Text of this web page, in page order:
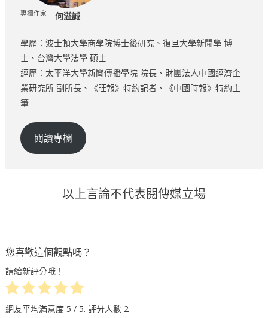
專欄作家 何溢誠
學歷：波士頓大學商學院博士後研究、復旦大學新聞學 博
士、台灣大學法學 碩士
經歷：太平洋大學新聞傳播學院 院長、財團法人中國經濟企
業研究所 副所長、《旺報》特約記者、《中國時報》特約主
筆
閱讀專欄
以上言論不代表閱傳媒立場
您喜歡這個觀點嗎？
請給新評分哦！
網友平均滿意度 5 / 5. 評分人數 2